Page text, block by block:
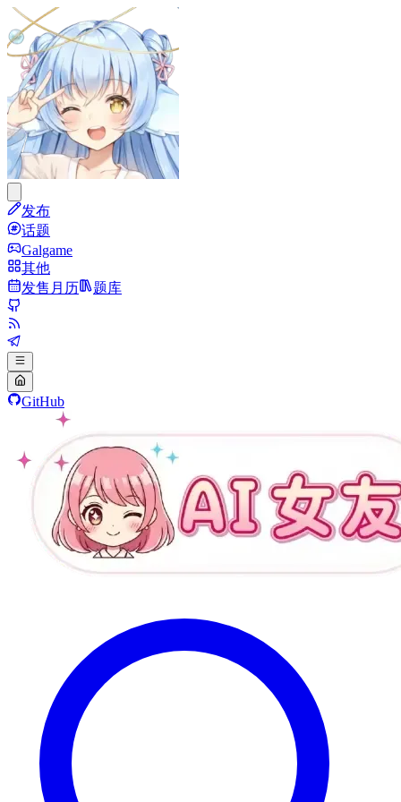
发布
话题
Galgame
其他
发售月历
题库
GitHub